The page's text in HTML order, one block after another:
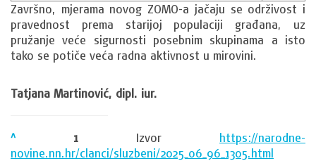
Završno, mjerama novog ZOMO-a jačaju se održivost i
pravednost prema starijoj populaciji građana, uz
pružanje veće sigurnosti posebnim skupinama a isto
tako se potiče veća radna aktivnost u mirovini.
Tatjana Martinović, dipl. iur.
^ 1 Izvor https://narodne-
novine.nn.hr/clanci/sluzbeni/2025_06_96_1305.html